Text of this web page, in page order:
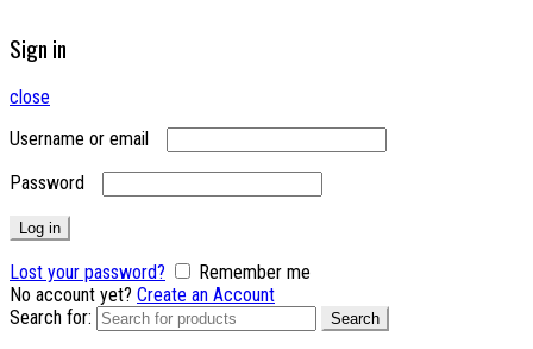
Sign in
close
Username or email
Password
Log in
Lost your password?
Remember me
No account yet? Create an Account
Search for:
Search